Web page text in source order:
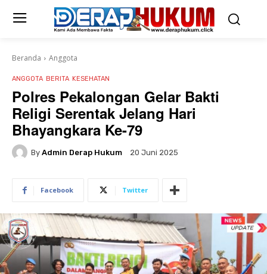
Beranda Anggota
ANGGOTA BERITA KESEHATAN
Polres Pekalongan Gelar Bakti
Religi Serentak Jelang Hari
Bhayangkara Ke-79
By Admin Derap Hukum 20 Juni 2025
Facebook Twitter